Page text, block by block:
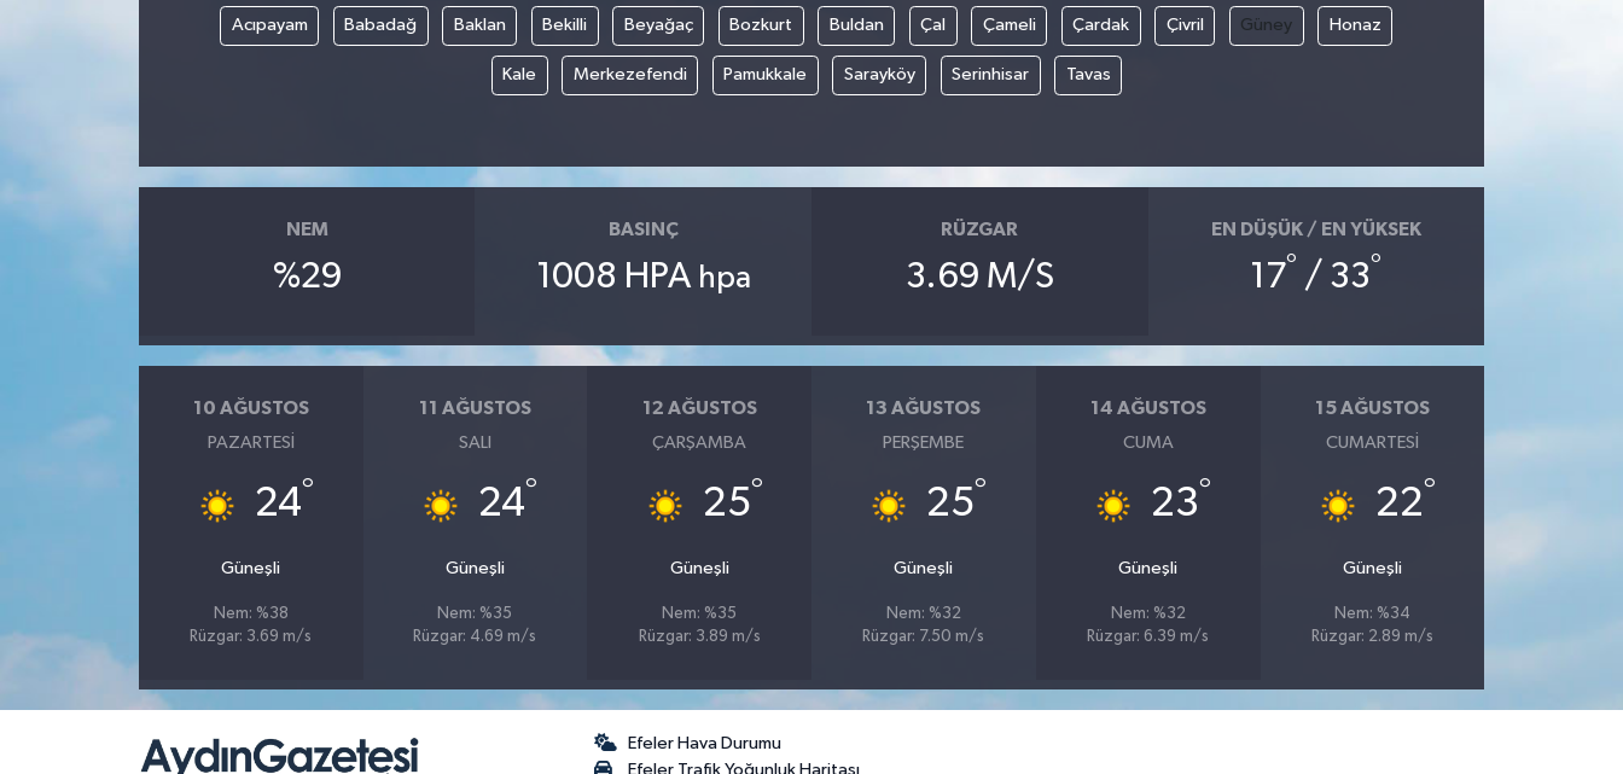
Acıpayam Babadağ Baklan Bekilli Beyağaç Bozkurt Buldan Çal Çameli Çardak Çivril Güney Honaz
Kale Merkezefendi Pamukkale Sarayköy Serinhisar Tavas
NEM
%29
BASINÇ
1008 HPA hpa
RÜZGAR
3.69 M/S
EN DÜŞÜK / EN YÜKSEK
17° / 33°
10 AĞUSTOS
PAZARTESI
24°
Güneşli
Nem: %38
Rüzgar: 3.69 m/s
11 AĞUSTOS
SALI
24°
Güneşli
Nem: %35
Rüzgar: 4.69 m/s
12 AĞUSTOS
ÇARŞAMBA
25°
Güneşli
Nem: %35
Rüzgar: 3.89 m/s
13 AĞUSTOS
PERŞEMBE
25°
Güneşli
Nem: %32
Rüzgar: 7.50 m/s
14 AĞUSTOS
CUMA
23°
Güneşli
Nem: %32
Rüzgar: 6.39 m/s
15 AĞUSTOS
CUMARTESI
22°
Güneşli
Nem: %34
Rüzgar: 2.89 m/s
Efeler Hava Durumu
Efeler Trafik Yoğunluk Haritası